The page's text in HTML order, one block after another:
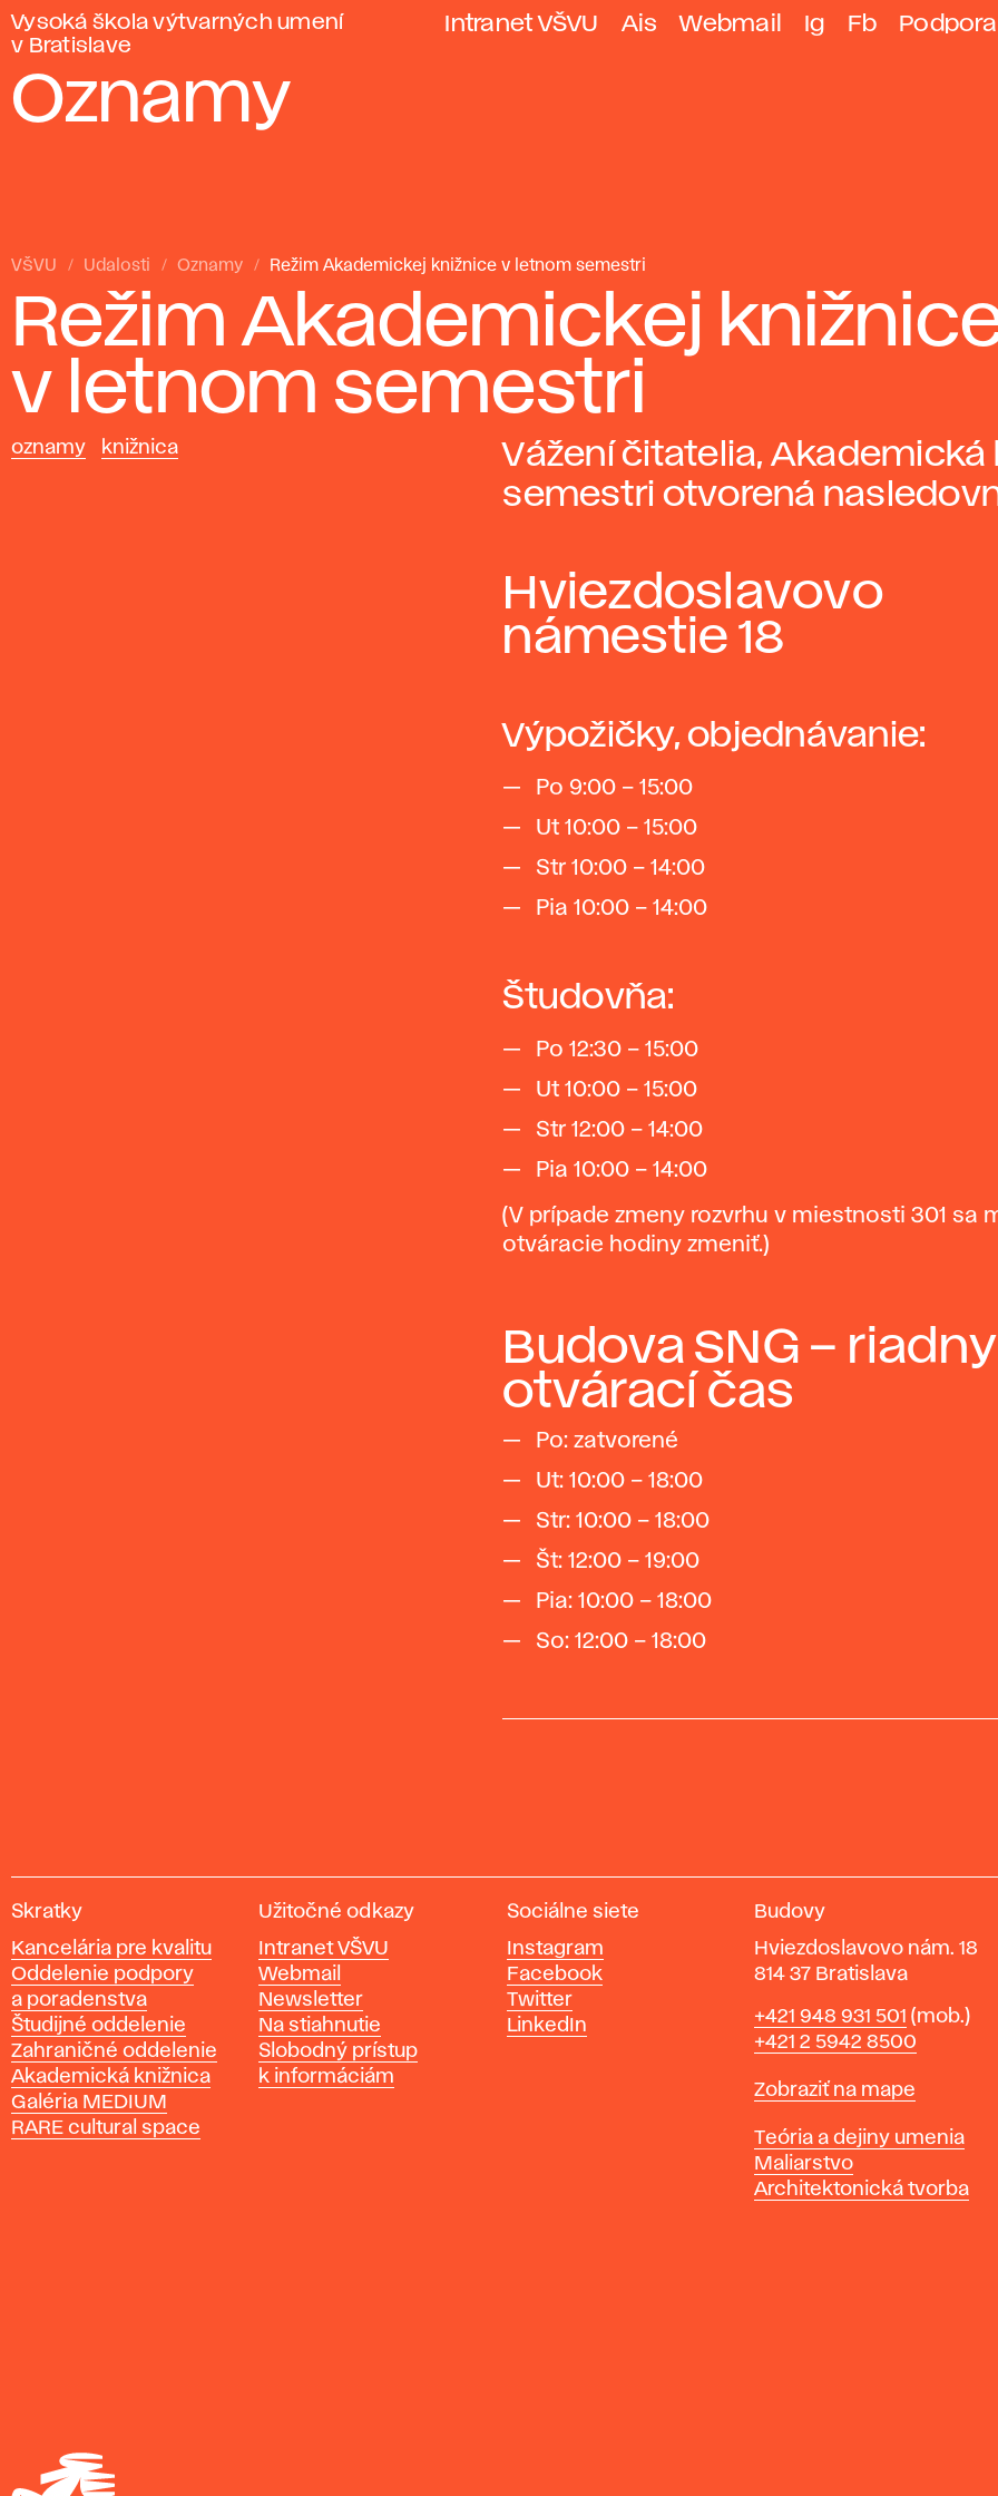
Vysoká škola výtvarných umení
v Bratislave
Intranet VŠVU Ais Webmail Ig Fb
Oznamy
VŠVU Udalosti Oznamy Režim Akademickej knižnice v letnom semestri
Režim Akademickej
v letnom semestri
oznamy knižnica
Vážení čitatelia, Akademická
semestri otvorená
Hviezdoslavovo
námestie 18
Výpožičky, objednávanie:
Po 9:00 – 15:00
Ut 10:00 – 15:00
Str 10:00 – 14:00
Pia 10:00 – 14:00
Študovňa:
Po 12:30 – 15:00
Ut 10:00 – 15:00
Str 12:00 – 14:00
Pia 10:00 – 14:00
(V prípade zmeny rozvrhu v miestnosti 301 sa
otváracie hodiny zmeniť.)
Budova SNG – riadny
otvárací čas
Po: zatvorené
Ut: 10:00 – 18:00
Str: 10:00 – 18:00
Št: 12:00 – 19:00
Pia: 10:00 – 18:00
So: 12:00 – 18:00
V
s
o
k
á
š
k
o
l
e
Skratky
Kancelária pre kvalitu
Oddelenie podpory
a poradenstva
Študijné oddelenie
Zahraničné oddelenie
Akademická knižnica
Galéria MEDIUM
RARE cultural space
Užitočné odkazy
Intranet VŠVU
Webmail
Newsletter
Na stiahnutie
Slobodný prístup
k informáciám
Sociálne siete
Instagram
Facebook
Twitter
LinkedIn
Budovy
Hviezdoslavovo nám. 18
814 37 Bratislava
Telefón
+421 948 931 501 (mob.)
+421 2 5942 8500
Mapa
Zobraziť na mape
Katedry
Teória a dejiny umenia
Maliarstvo
Architektonická tvorba